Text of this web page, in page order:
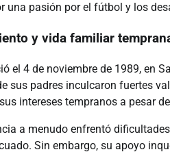
una pasión por el fútbol y los
y vida familiar
el 4 de noviembre de 1989, en
sus padres inculcaron fuertes
intereses tempranos a pesar
a menudo enfrentó
Sin embargo, su apoyo